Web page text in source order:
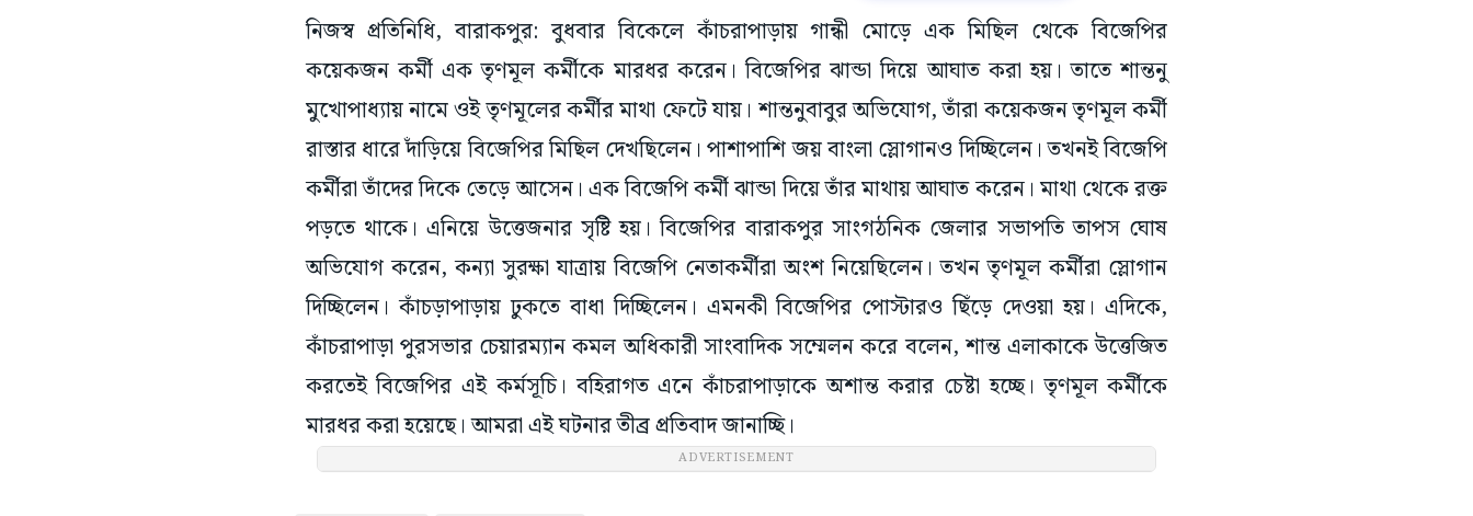
নিজস্ব প্রতিনিধি, বারাকপুর: বুধবার বিকেলে কাঁচরাপাড়ায় গান্ধী মোড়ে এক মিছিল থেকে বিজেপির
কয়েকজন কর্মী এক তৃণমূল কর্মীকে মারধর করেন। বিজেপির ঝান্ডা দিয়ে আঘাত করা হয়। তাতে শান্তনু
মুখোপাধ্যায় নামে ওই তৃণমূলের কর্মীর মাথা ফেটে যায়। শান্তনুবাবুর অভিযোগ, তাঁরা কয়েকজন তৃণমূল কর্মী
রাস্তার ধারে দাঁড়িয়ে বিজেপির মিছিল দেখছিলেন। পাশাপাশি জয় বাংলা স্লোগানও দিচ্ছিলেন। তখনই বিজেপি
কর্মীরা তাঁদের দিকে তেড়ে আসেন। এক বিজেপি কর্মী ঝান্ডা দিয়ে তাঁর মাথায় আঘাত করেন। মাথা থেকে রক্ত
পড়তে থাকে। এনিয়ে উত্তেজনার সৃষ্টি হয়। বিজেপির বারাকপুর সাংগঠনিক জেলার সভাপতি তাপস ঘোষ
অভিযোগ করেন, কন্যা সুরক্ষা যাত্রায় বিজেপি নেতাকর্মীরা অংশ নিয়েছিলেন। তখন তৃণমূল কর্মীরা স্লোগান
দিচ্ছিলেন। কাঁচড়াপাড়ায় ঢুকতে বাধা দিচ্ছিলেন। এমনকী বিজেপির পোস্টারও ছিঁড়ে দেওয়া হয়। এদিকে,
কাঁচরাপাড়া পুরসভার চেয়ারম্যান কমল অধিকারী সাংবাদিক সম্মেলন করে বলেন, শান্ত এলাকাকে উত্তেজিত
করতেই বিজেপির এই কর্মসূচি। বহিরাগত এনে কাঁচরাপাড়াকে অশান্ত করার চেষ্টা হচ্ছে। তৃণমূল কর্মীকে
মারধর করা হয়েছে। আমরা এই ঘটনার তীব্র প্রতিবাদ জানাচ্ছি।
ADVERTISEMENT